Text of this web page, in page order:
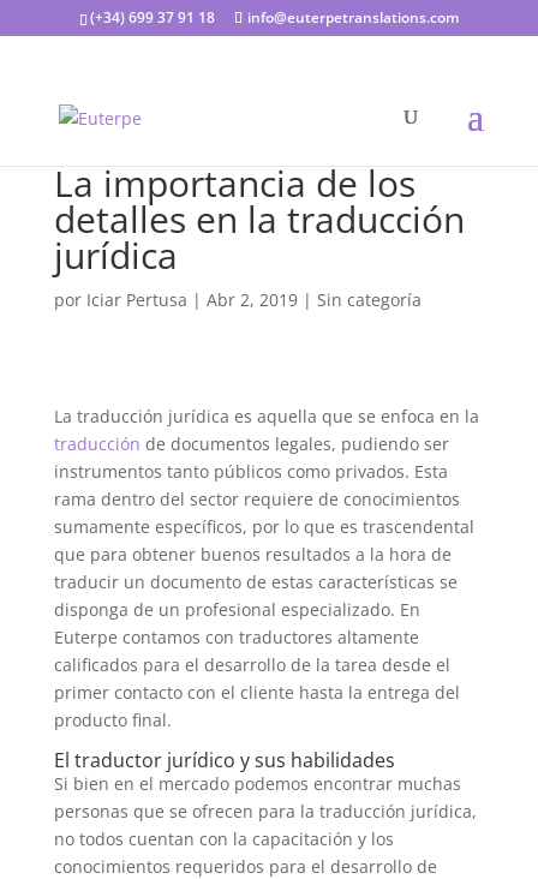
(+34) 699 37 91 18 info@euterpetranslations.com
La importancia de los
detalles en la traducción
jurídica
por Iciar Pertusa | Abr 2, 2019| Sin categoría
La traducción jurídica es aquella que se enfoca en la
traducción de documentos legales, pudiendo ser
instrumentos tanto públicos como privados. Esta
rama dentro del sector requiere de conocimientos
sumamente específicos, por lo que es trascendental
que para obtener buenos resultados a la hora de
traducir un documento de estas características se
disponga de un profesional especializado. En
Euterpe contamos con traductores altamente
calificados para el desarrollo de la tarea desde el
primer contacto con el cliente hasta la entrega del
producto final.
El traductor jurídico y sus habilidades
Si bien en el mercado podemos encontrar muchas
personas que se ofrecen para la traducción jurídica,
no todos cuentan con la capacitación y los
conocimientos requeridos para el desarrollo de